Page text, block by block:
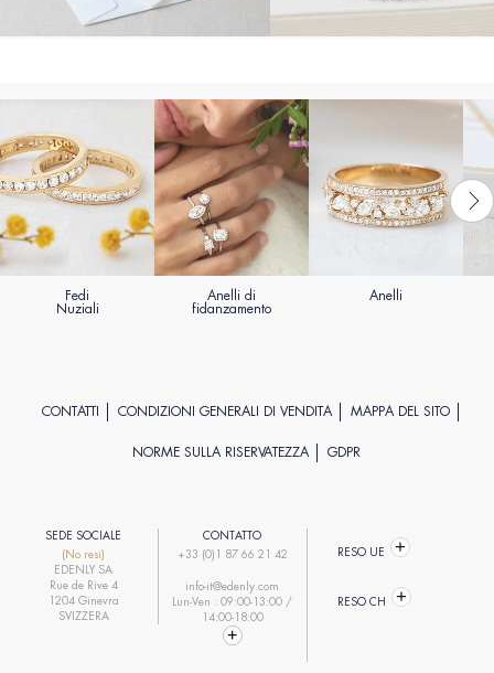
Fedi
Nuziali
Anelli di
fidanzamento
Anelli
CONTATTI CONDIZIONI GENERALI DI VENDITA MAPPA DEL SITO
NORME SULLA RISERVATEZZA GDPR
SEDE SOCIALE
(No resi)
EDENLY SA
Rue de Rive 4
1204 Ginevra
SVIZZERA
CONTATTO
+33 (0)1 87 66 21 42
info-it@edenly.com
Lun-Ven : 09:00-13:00 /
14:00-18:00
RESO UE
RESO CH